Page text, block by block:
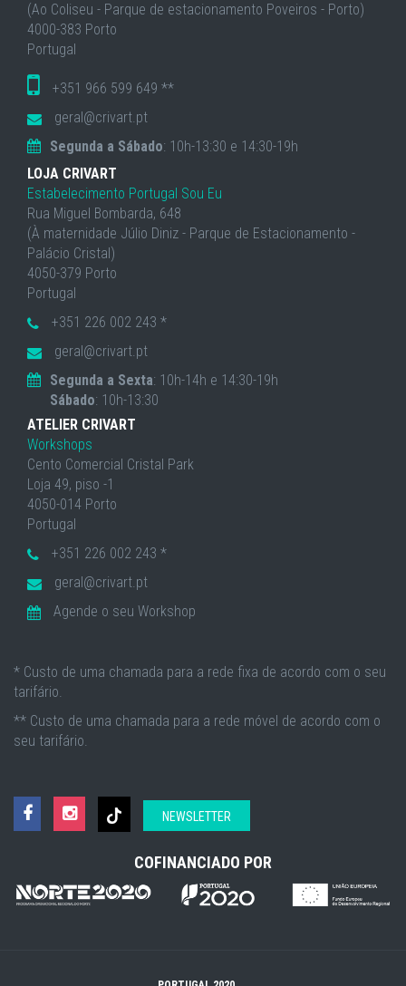
(Ao Coliseu - Parque de estacionamento Poveiros - Porto)
4000-383 Porto
Portugal
+351 966 599 649 **
geral@crivart.pt
Segunda a Sábado: 10h-13:30 e 14:30-19h
LOJA CRIVART
Estabelecimento Portugal Sou Eu
Rua Miguel Bombarda, 648
(À maternidade Júlio Diniz - Parque de Estacionamento -
Palácio Cristal)
4050-379 Porto
Portugal
+351 226 002 243 *
geral@crivart.pt
Segunda a Sexta: 10h-14h e 14:30-19h
Sábado: 10h-13:30
ATELIER CRIVART
Workshops
Cento Comercial Cristal Park
Loja 49, piso -1
4050-014 Porto
Portugal
+351 226 002 243 *
geral@crivart.pt
Agende o seu Workshop
* Custo de uma chamada para a rede fixa de acordo com o seu
tarifário.
** Custo de uma chamada para a rede móvel de acordo com o
seu tarifário.
NEWSLETTER
COFINANCIADO POR